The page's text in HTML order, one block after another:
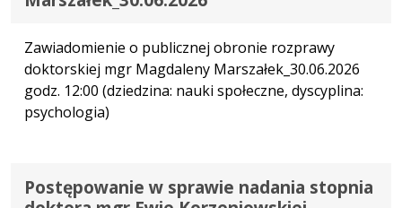
Zawiadomienie o publicznej obronie rozprawy
doktorskiej mgr Magdaleny Marszałek_30.06.2026
godz. 12:00 (dziedzina: nauki społeczne, dyscyplina:
psychologia)
Postępowanie w sprawie nadania stopnia